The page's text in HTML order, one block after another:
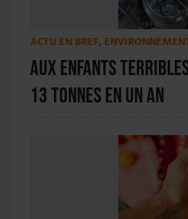
ACTU EN BREF,
Aux Enfants
13 tonnes en un an